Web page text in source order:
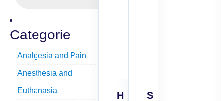
Categorie
Analgesia and Pain
Anesthesia and
Euthanasia
H
S